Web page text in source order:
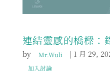
連結靈感的橋樑：
by Mr.Wuli | 1 月 29,
加入討論